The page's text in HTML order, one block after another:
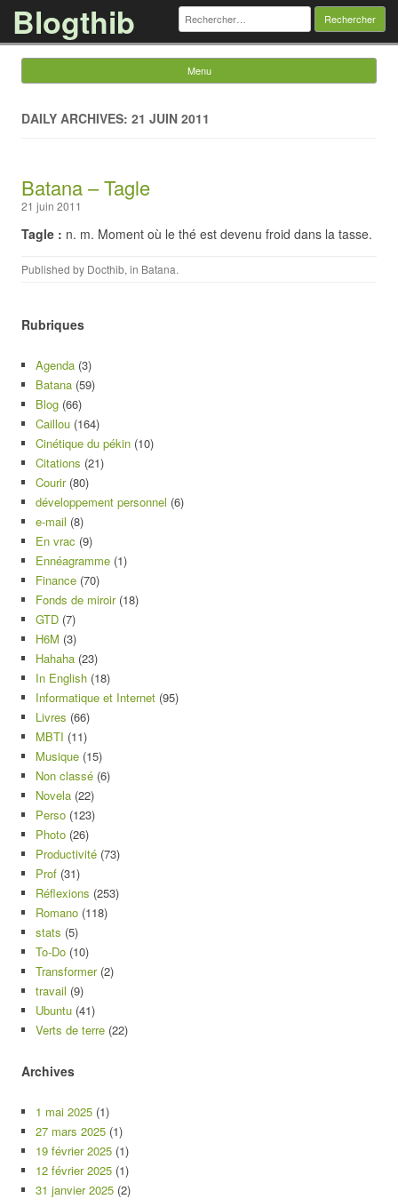
Blogthib Rechercher :
Menu
DAILY ARCHIVES: 21 JUIN 2011
Batana – Tagle
21 juin 2011
Tagle : n. m. Moment où le thé est devenu froid dans la tasse.
Published by Docthib, in Batana.
Rubriques
Agenda (3)
Batana (59)
Blog (66)
Caillou (164)
Cinétique du pékin (10)
Citations (21)
Courir(80)
développement personnel (6)
e-mail (8)
En vrac (9)
Ennéagramme (1)
Finance (70)
Fonds de miroir(18)
GTD (7)
H6M (3)
Hahaha (23)
In English (18)
Informatique et Internet (95)
Livres (66)
MBTI (11)
Musique (15)
Non classé (6)
Novela (22)
Perso (123)
Photo (26)
Productivité (73)
Prof (31)
Réflexions (253)
Romano (118)
stats (5)
To-Do (10)
Transformer(2)
travail (9)
Ubuntu (41)
Verts de terre (22)
Archives
1 mai 2025 (1)
27 mars 2025 (1)
19 février 2025 (1)
12 février 2025 (1)
31 janvier 2025 (2)